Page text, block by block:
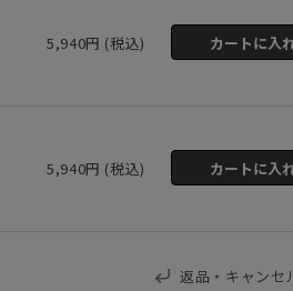
5,940円 (税込)
5,940円 (税込)
返品・キャンセ